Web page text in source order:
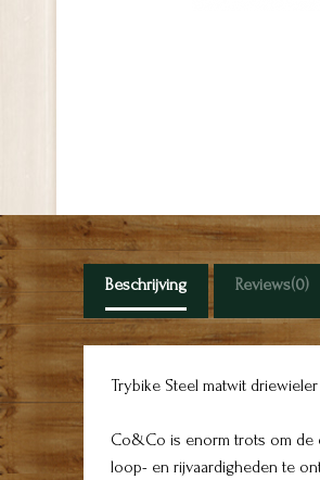
Beschrijving Reviews(0)
Trybike Steel matwit
Co&Co is enorm trots om de
loop- en rijvaardigheden te